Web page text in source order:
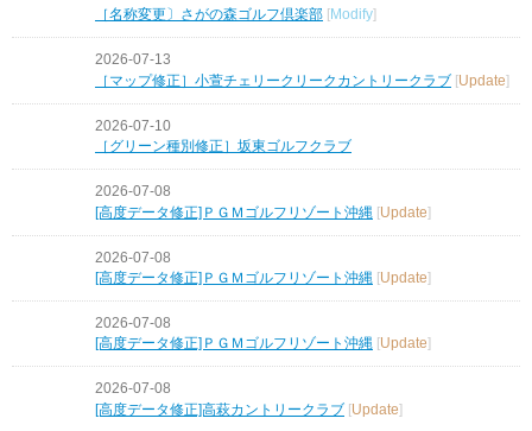
［名称変更〕さがの森ゴルフ倶楽部
Modify
2026-07-13
［マップ修正］小萱チェリークリークカントリークラブ [Update]
2026-07-10
［グリーン種別修正］坂東ゴルフクラブ
2026-07-08
[高度データ修正]ＰＧＭゴルフリゾート沖縄 [Update]
2026-07-08
[高度データ修正]ＰＧＭゴルフリゾート沖縄 [Update]
2026-07-08
[高度データ修正]ＰＧＭゴルフリゾート沖縄 Update
2026-07-08
[高度データ修正]高萩カントリークラブ [Update]